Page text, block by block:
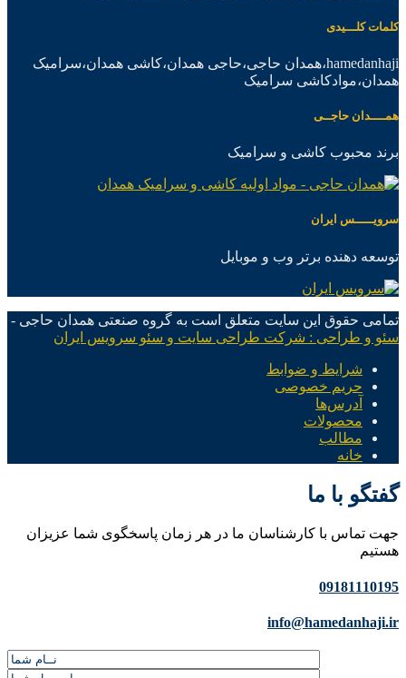
کلمات کلـــیدی
hamedanhaji،همدان حاجی،حاجی همدان،کاشی همدان،سرامیک
همدان،موادکاشی سرامیک
همــــدان حاجــی
برند محبوب کاشی و سرامیک
سرویـــــس ایران
توسعه دهنده برتر وب و موبایل
تمامی حقوق این سایت متعلق است به گروه صنعتی همدان حاجی -
سئو و طراحی : شرکت طراحی سایت و سئو سرویس ایران
شرایط و ضوابط
حریم خصوصی
آدرس‌ها
محصولات
مطالب
خانه
گفتگو با ما
جهت تماس با کارشناسان ما در هر زمان پاسخگوی شما عزیزان
هستیم
09181110195
info@hamedanhaji.ir